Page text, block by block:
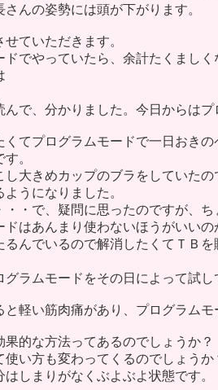
んの姿勢には頭が下がります。
ていただきます。
ドでやっていたら、余計たくまし
んで、分かりました。今日からは
くてプログラムモードで一日おき
。
し大きめカップのブラをしていた
うになりました。
・・で、疑問に思ったのですが、
ドはあんまり使わないほうがいいの
るんでいるので解消したくてＴＢ
グラムモードをその日によって試
と軽い筋肉痛があり、プログラム
的な方法ってあるのでしょうか？
使い方も変わってくるのでしょうか
しまりがなくぶよぶよ状態です。